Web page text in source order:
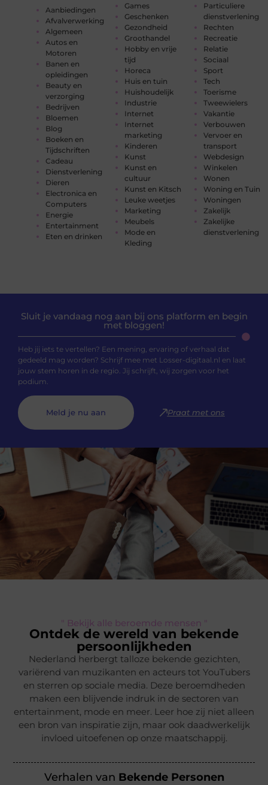
Aanbiedingen
Afvalverwerking
Algemeen
Autos en
Motoren
Banen en
opleidingen
Beauty en
verzorging
Bedrijven
Bloemen
Blog
Boeken en
Tijdschriften
Cadeau
Dienstverlening
Dieren
Electronica en
Computers
Energie
Entertainment
Eten en drinken
Games
Geschenken
Gezondheid
Groothandel
Hobby en vrije
tijd
Horeca
Huis en tuin
Huishoudelijk
Industrie
Internet
Internet
marketing
Kinderen
Kunst
Kunst en
cultuur
Kunst en Kitsch
Leuke weetjes
Marketing
Meubels
Mode en
Kleding
Particuliere
dienstverlening
Rechten
Recreatie
Relatie
Sociaal
Sport
Tech
Toerisme
Tweewielers
Vakantie
Verbouwen
Vervoer en
transport
Webdesign
Winkelen
Wonen
Woning en Tuin
Woningen
Zakelijk
Zakelijke
dienstverlening
Sluit je vandaag nog aan bij ons platform en begin
met bloggen!
Heb jij iets te vertellen? Een mening, ervaring of verhaal dat
gedeeld mag worden? Schrijf mee met Losser-digitaal.nl en laat
jouw stem horen in de regio. Jij schrijft, wij zorgen voor het
podium.
Meld je nu aan Praat met ons
" Bekijk alle beroemde mensen "
Ontdek de wereld van bekende
persoonlijkheden
Nederland herbergt talloze bekende gezichten,
variërend van muzikanten en acteurs tot YouTubers
en sterren op sociale media. Deze beroemdheden
maken een blijvende indruk in de sectoren van
entertainment, mode en meer. Leer hoe zij niet alleen
een bron van inspiratie zijn, maar ook daadwerkelijk
invloed uitoefenen op onze maatschappij.
Verhalen van Bekende Personen